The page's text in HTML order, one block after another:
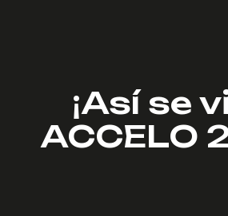
¡Así se
ACCELO